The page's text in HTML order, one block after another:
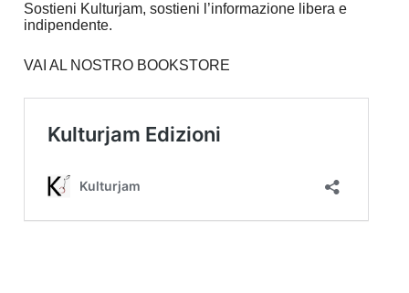
Sostieni Kulturjam, sostieni l’informazione libera e
indipendente.
VAI AL NOSTRO BOOKSTORE